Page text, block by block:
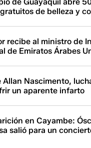
de Guayaquil abre
de belleza y
recibe al ministro de
de Emiratos Árabes
Allan Nascimento,
un aparente infarto
en Cayambe:
salió para un